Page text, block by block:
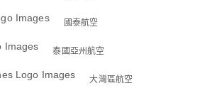
國泰航空
泰國亞州航空
大灣區航空